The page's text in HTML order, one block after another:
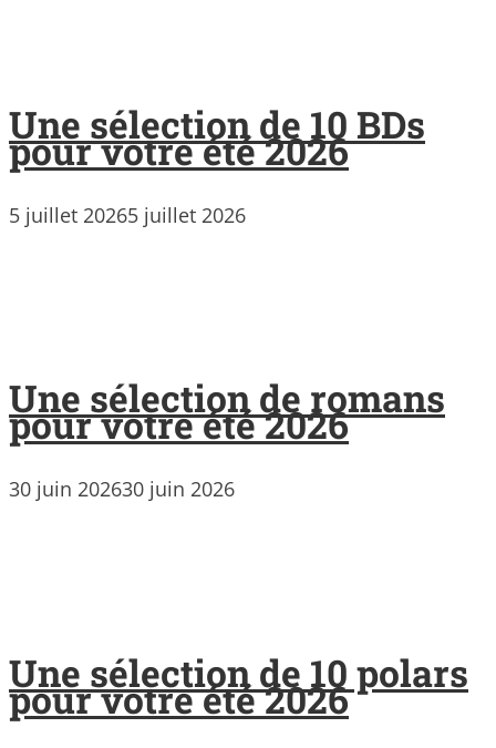
Une sélection de 10 BDs
pour votre été 2026
5 juillet 20265 juillet 2026
Une sélection de romans
pour votre été 2026
30 juin 202630 juin 2026
Une sélection de 10 polars
pour votre été 2026